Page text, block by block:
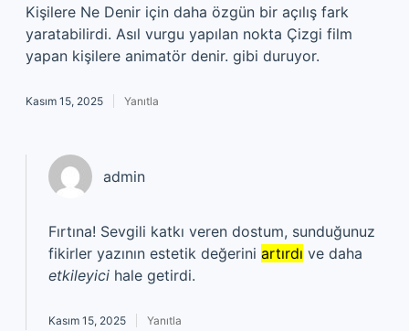
Kişilere Ne Denir için daha özgün bir açılış fark
yaratabilirdi. Asıl vurgu yapılan nokta Çizgi film
yapan kişilere animatör denir. gibi duruyor.
Kasım 15, 2025 Yanıtla
admin
Fırtına! Sevgili katkı veren dostum, sunduğunuz
fikirler yazının estetik değerini artırdı ve daha
etkileyici hale getirdi.
Kasım 15, 2025 Yanıtla